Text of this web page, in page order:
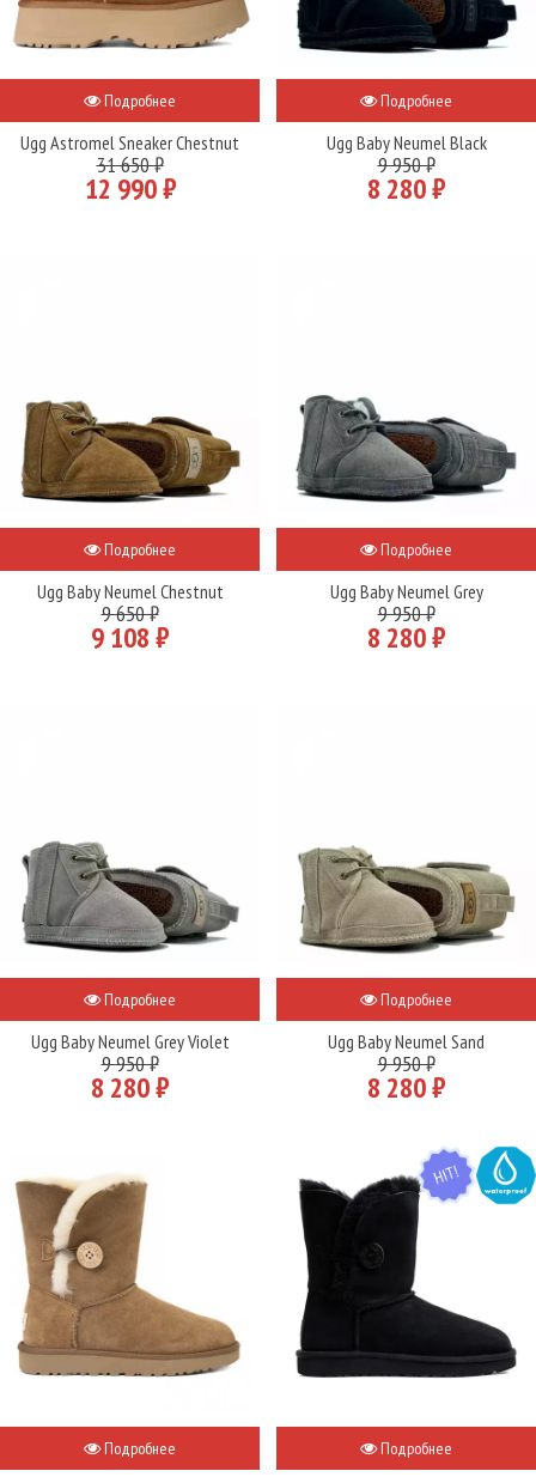
Подробнее
Ugg Astromel Sneaker Chestnut
31 650 ₽
12 990 ₽
Подробнее
Ugg Baby Neumel Black
9 950 ₽
8 280 ₽
Подробнее
Ugg Baby Neumel Chestnut
9 650 ₽
9 108 ₽
Подробнее
Ugg Baby Neumel Grey
9 950 ₽
8 280 ₽
Подробнее
Ugg Baby Neumel Grey Violet
9 950 ₽
8 280 ₽
Подробнее
Ugg Baby Neumel Sand
9 950 ₽
8 280 ₽
Подробнее
HIT WATER
Подробнее